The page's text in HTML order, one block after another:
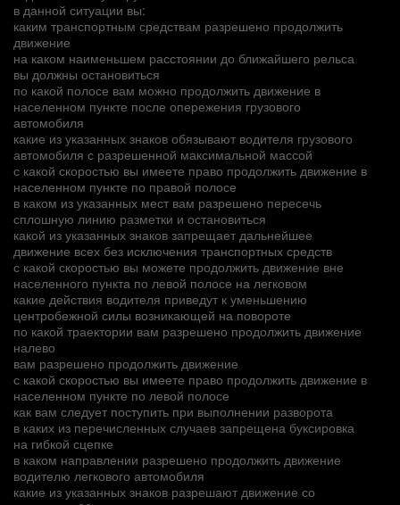
в данной ситуации вы:
каким транспортным средствам разрешено продолжить
движение
на каком наименьшем расстоянии до ближайшего рельса
вы должны остановиться
по какой полосе вам можно продолжить движение в
населенном пункте после опережения грузового
автомобиля
какие из указанных знаков обязывают водителя грузового
автомобиля с разрешенной максимальной массой
с какой скоростью вы имеете право продолжить движение в
населенном пункте по правой полосе
в каком из указанных мест вам разрешено пересечь
сплошную линию разметки и остановиться
какой из указанных знаков запрещает дальнейшее
движение всех без исключения транспортных средств
с какой скоростью вы можете продолжить движение вне
населенного пункта по левой полосе на легковом
какие действия водителя приведут к уменьшению
центробежной силы возникающей на повороте
по какой траектории вам разрешено продолжить движение
налево
вам разрешено продолжить движение
с какой скоростью вы имеете право продолжить движение в
населенном пункте по левой полосе
как вам следует поступить при выполнении разворота
в каких из перечисленных случаев запрещена буксировка
на гибкой сцепке
в каком направлении разрешено продолжить движение
водителю легкового автомобиля
какие из указанных знаков разрешают движение со